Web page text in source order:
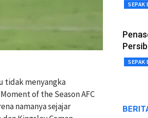
tidak menyangka
of the Season AFC
namanya sejajar
SEPAK
SEPAK